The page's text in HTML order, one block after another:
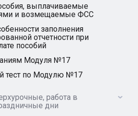
выплачиваемые
и возмещаемые ФСС
заполнения
отчетности при
пособий
Модуля №17
тест по Модулю №17
работа в
дни